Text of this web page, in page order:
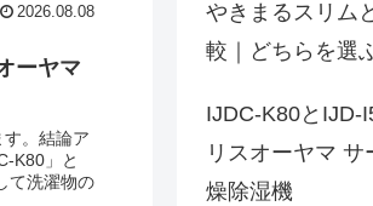
2026.08.08
ーヤマ
。結論ア
K80」と
て洗濯物の
やきまるスリム
較｜どちらを選
IJDC-K80とIJD-
リスオーヤマ
燥除湿機